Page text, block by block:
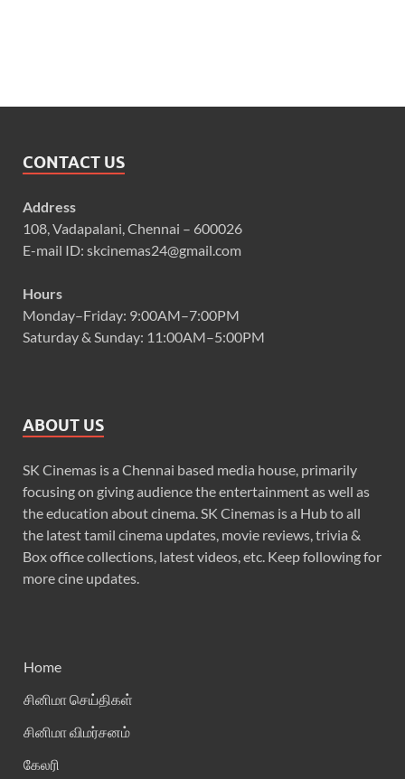
CONTACT US
Address
108, Vadapalani, Chennai – 600026
E-mail ID: skcinemas24@gmail.com
Hours
Monday–Friday: 9:00AM–7:00PM
Saturday & Sunday: 11:00AM–5:00PM
ABOUT US
SK Cinemas is a Chennai based media house, primarily
focusing on giving audience the entertainment as well as
the education about cinema. SK Cinemas is a Hub to all
the latest tamil cinema updates, movie reviews, trivia &
Box office collections, latest videos, etc. Keep following for
more cine updates.
Home
சினிமா செய்திகள்
சினிமா விமர்சனம்
கேலரி